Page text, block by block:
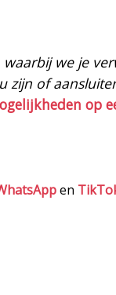
we je
zijn of
op
en